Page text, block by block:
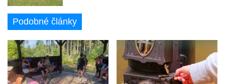
Podobné články